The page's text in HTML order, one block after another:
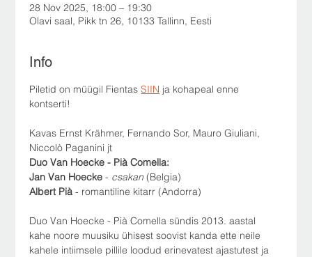
28 Nov 2025, 18:00 – 19:30
Olavi saal, Pikk tn 26, 10133 Tallinn, Eesti
Info
Piletid on müügil Fientas SIIN ja kohapeal enne
kontserti!
Kavas Ernst Krähmer, Fernando Sor, Mauro Giuliani,
Niccolò Paganini jt
Duo Van Hoecke - Pià Comella:
Jan Van Hoecke - csakan (Belgia)
Albert Pià - romantiline kitarr (Andorra)
Duo Van Hoecke - Pià Comella sündis 2013. aastal
kahe noore muusiku ühisest soovist kanda ette neile
kahele intiimsele pillile loodud erinevatest ajastutest ja